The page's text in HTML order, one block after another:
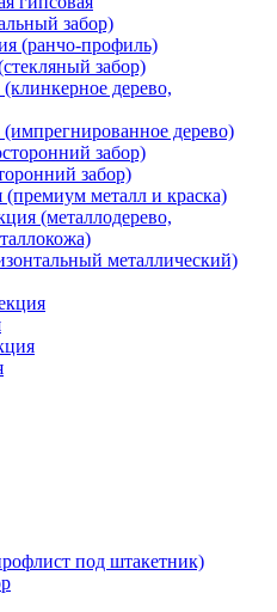
забор)
(ранчо-профиль)
забор)
дерево,
дерево)
забор)
забор)
металл и краска)
(металлодерево,
металлический)
под штакетник)